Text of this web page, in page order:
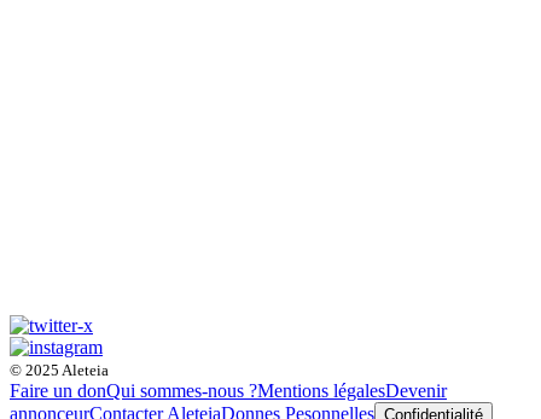
© 2025 Aleteia
Faire un donQui sommes-nous ?Mentions légalesDevenir
annonceurContacter AleteiaDonnes Pesonnelles Confidentialité